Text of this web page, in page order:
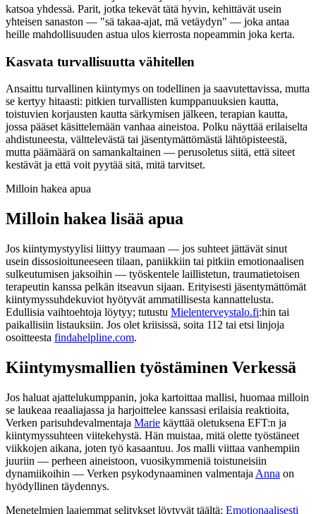
katsoa yhdessä. Parit, jotka tekevät tätä hyvin, kehittävät usein
yhteisen sanaston — "sä takaa-ajat, mä vetäydyn" — joka antaa
heille mahdollisuuden astua ulos kierrosta nopeammin joka kerta.
Kasvata turvallisuutta vähitellen
Ansaittu turvallinen kiintymys on todellinen ja saavutettavissa, mutta
se kertyy hitaasti: pitkien turvallisten kumppanuuksien kautta,
toistuvien korjausten kautta särkymisen jälkeen, terapian kautta,
jossa pääset käsittelemään vanhaa aineistoa. Polku näyttää erilaiselta
ahdistuneesta, välttelevästä tai jäsentymättömästä lähtöpisteestä,
mutta päämäärä on samankaltainen — perusoletus siitä, että siteet
kestävät ja että voit pyytää sitä, mitä tarvitset.
Milloin hakea apua
Milloin hakea lisää apua
Jos kiintymystyylisi liittyy traumaan — jos suhteet jättävät sinut
usein dissosioituneeseen tilaan, paniikkiin tai pitkiin emotionaalisen
sulkeutumisen jaksoihin — työskentele laillistetun, traumatietoisen
terapeutin kanssa pelkän itseavun sijaan. Erityisesti jäsentymättömät
kiintymyssuhdekuviot hyötyvät ammatillisesta kannattelusta.
Edullisia vaihtoehtoja löytyy; tutustu Mielenterveystalo.fi:hin tai
paikallisiin listauksiin. Jos olet kriisissä, soita 112 tai etsi linjoja
osoitteesta findahelpline.com.
Kiintymysmallien työstäminen Verkessä
Jos haluat ajattelukumppanin, joka kartoittaa mallisi, huomaa milloin
se laukeaa reaaliajassa ja harjoittelee kanssasi erilaisia reaktioita,
Verken parisuhdevalmentaja Marie käyttää oletuksena EFT:n ja
kiintymyssuhteen viitekehystä. Hän muistaa, mitä olette työstäneet
viikkojen aikana, joten työ kasaantuu. Jos malli viittaa vanhempiin
juuriin — perheen aineistoon, vuosikymmeniä toistuneisiin
dynamiikoihin — Verken psykodynaaminen valmentaja Anna on
hyödyllinen täydennys.
Menetelmien laajemmat selitykset löytyvät täältä: Emotionaalisesti